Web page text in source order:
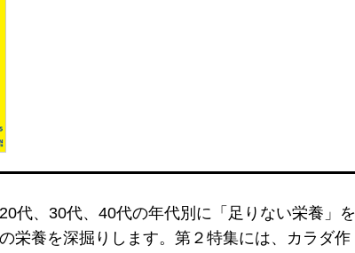
、30代、40代の年代別に「足りない栄養」を
栄養を深掘りします。第２特集には、カラダ作